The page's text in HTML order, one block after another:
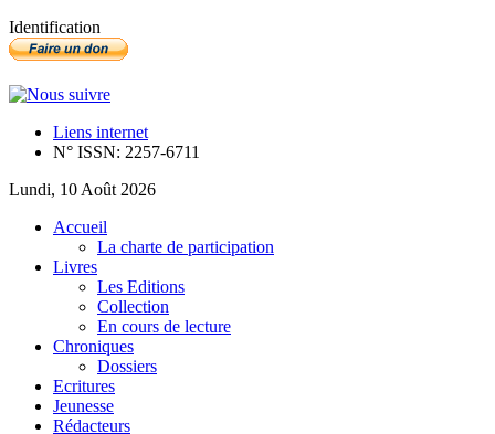
Identification
Liens internet
N° ISSN: 2257-6711
Lundi, 10 Août 2026
Accueil
La charte de participation
Livres
Les Editions
Collection
En cours de lecture
Chroniques
Dossiers
Ecritures
Jeunesse
Rédacteurs